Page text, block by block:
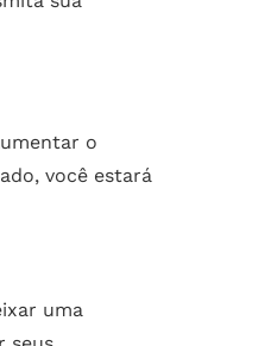
o
você estará
uma